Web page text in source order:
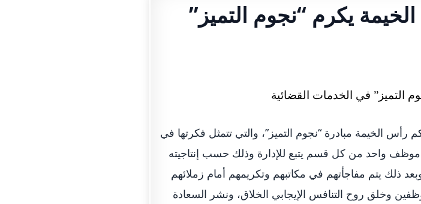
يكرم “نجوم التميز”
رأس الخيمة مبادرة “نجوم التميز”، والتي تتمثل فكرتها في
موظف واحد من كل قسم يتبع للإدارة وذلك حسب إنتاجيته
ذلك يتم مفاجأتهم في مكاتبهم وتكريمهم أمام زملائهم
وخلق روح التنافس الإيجابي الخلاق، ونشر السعادة